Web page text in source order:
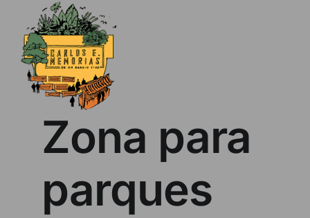
content
Zona para
parques